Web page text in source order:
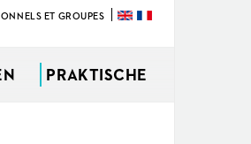
ET GROUPES
PRAKTISCHE